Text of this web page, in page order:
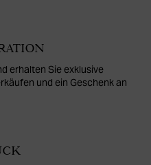
erhalten Sie exklusive
und ein Geschenk an